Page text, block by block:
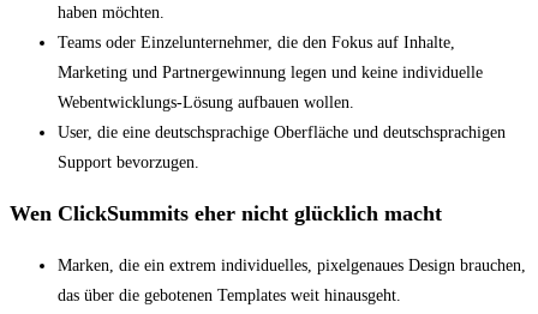
haben möchten.
Teams oder Einzelunternehmer, die den Fokus auf Inhalte,
Marketing und Partnergewinnung legen und keine individuelle
Webentwicklungs-Lösung aufbauen wollen.
User, die eine deutschsprachige Oberfläche und deutschsprachigen
Support bevorzugen.
Wen ClickSummits eher nicht glücklich macht
Marken, die ein extrem individuelles, pixelgenaues Design brauchen,
das über die gebotenen Templates weit hinausgeht.